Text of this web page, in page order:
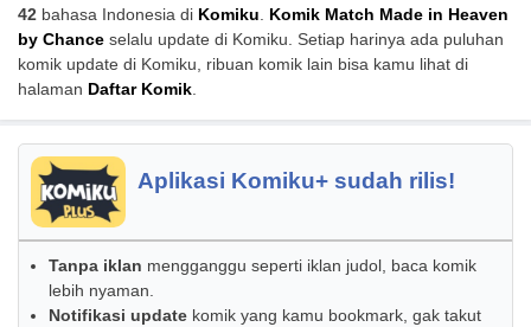
42 bahasa Indonesia di Komiku. Komik Match Made in Heaven
by Chance selalu update di Komiku. Setiap harinya ada puluhan
komik update di Komiku, ribuan komik lain bisa kamu lihat di
halaman Daftar Komik.
Aplikasi Komiku+ sudah rilis!
Tanpa iklan mengganggu seperti iklan judol, baca komik
lebih nyaman.
Notifikasi update komik yang kamu bookmark, gak takut